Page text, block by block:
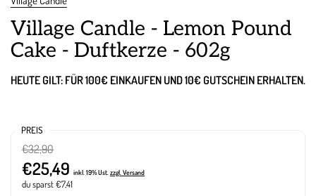
Village Candle - Lemon Pound
Cake - Duftkerze - 602g
HEUTE GILT: FÜR 100€ EINKAUFEN UND 10€ GUTSCHEIN ERHALTEN.
PREIS
€25,49 inkl. 19% Ust. zzgl. Versand
€32,90
du sparst €7,41